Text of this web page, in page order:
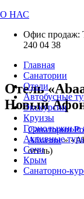
О НАС
Офис продаж:
240 04 38
Главная
Санатории
Отели
Автобусные
Экскурсии
Круизы
Горнолыжные
Активные
Сочи
Крым
Санаторно-
Отель
Новый Афон
Санатории
Абхазии»
отель)